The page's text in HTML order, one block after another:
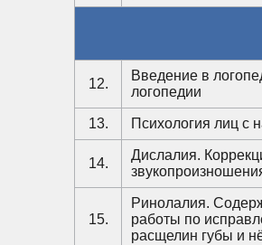
12.
Введение в
логопедии
13. Психология лиц с
14.
Дислалия.
15.
Ринолалия.
работы по
расщелин губы и